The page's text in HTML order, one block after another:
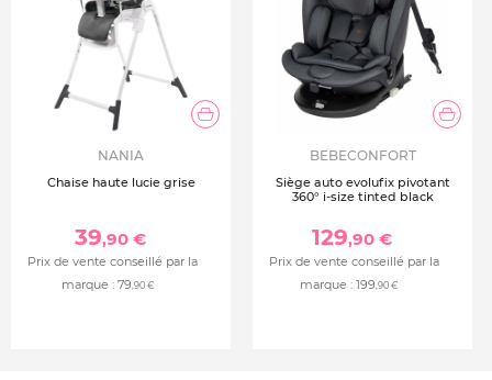
NANIA
Chaise haute lucie grise
39,90 €
Prix de vente conseillé par la
marque : 79,90 €
BEBECONFORT
Siège auto evolufix pivotant
360° i-size tinted black
129,90 €
Prix de vente conseillé par la
marque : 199,90 €